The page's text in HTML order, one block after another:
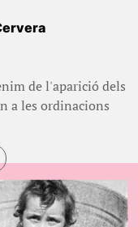
de l'aparició dels
a les ordinacions